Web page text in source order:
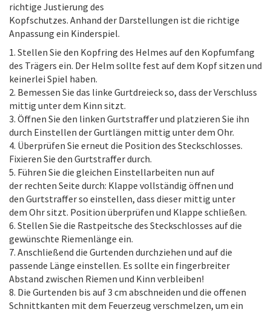
richtige Justierung des
Kopfschutzes. Anhand der Darstellungen ist die richtige
Anpassung ein Kinderspiel.
1. Stellen Sie den Kopfring des Helmes auf den Kopfumfang
des Trägers ein. Der Helm sollte fest auf dem Kopf sitzen und
keinerlei Spiel haben.
2. Bemessen Sie das linke Gurtdreieck so, dass der Verschluss
mittig unter dem Kinn sitzt.
3. Öffnen Sie den linken Gurtstraffer und platzieren Sie ihn
durch Einstellen der Gurtlängen mittig unter dem Ohr.
4. Überprüfen Sie erneut die Position des Steckschlosses.
Fixieren Sie den Gurtstraffer durch.
5. Führen Sie die gleichen Einstellarbeiten nun auf
der rechten Seite durch: Klappe vollständig öffnen und
den Gurtstraffer so einstellen, dass dieser mittig unter
dem Ohr sitzt. Position überprüfen und Klappe schließen.
6. Stellen Sie die Rastpeitsche des Steckschlosses auf die
gewünschte Riemenlänge ein.
7. Anschließend die Gurtenden durchziehen und auf die
passende Länge einstellen. Es sollte ein fingerbreiter
Abstand zwischen Riemen und Kinn verbleiben!
8. Die Gurtenden bis auf 3 cm abschneiden und die offenen
Schnittkanten mit dem Feuerzeug verschmelzen, um ein